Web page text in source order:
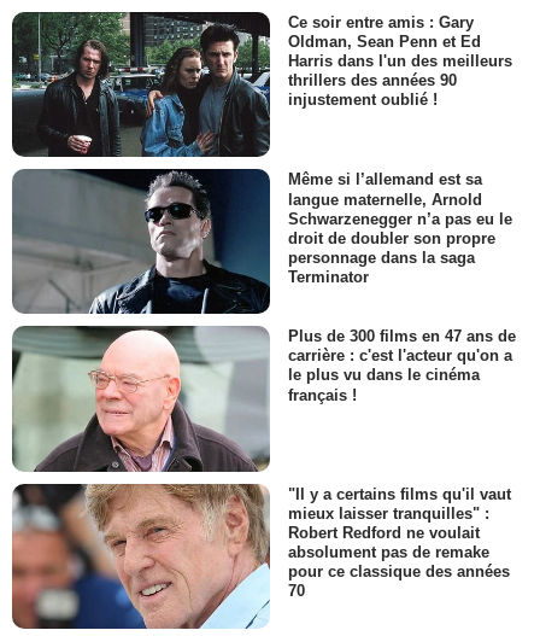
Ce soir entre amis : Gary
Oldman, Sean Penn et Ed
Harris dans l'un des meilleurs
thrillers des années 90
injustement oublié !
Même si l’allemand est sa
langue maternelle, Arnold
Schwarzenegger n’a pas eu le
droit de doubler son propre
personnage dans la saga
Terminator
Plus de 300 films en 47 ans de
carrière : c'est l'acteur qu'on a
le plus vu dans le cinéma
français !
"Il y a certains films qu'il vaut
mieux laisser tranquilles" :
Robert Redford ne voulait
absolument pas de remake
pour ce classique des années
70